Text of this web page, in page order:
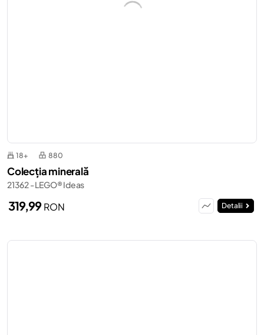
18+ 880
Colecția minerală
21362 - LEGO® Ideas
319,99RON Detalii